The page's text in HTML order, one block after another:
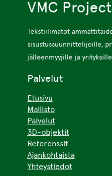
VMC Project
Tekstiilimatot
sisustussuunnittelijoille,
jälleenmyyjille ja yrityksille.
Palvelut
Etusivu
Mallisto
Palvelut
3D-objektit
Referenssit
Ajankohtaista
Yhteystiedot